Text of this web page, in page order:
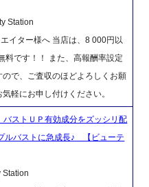
Station
イター様へ 当店は、8 000円以
料です！！ また、高報酬率設定
ので、ご査収のほどよろしくお願
軽にお申し付けください。
ストＵＰ有効成分をズッシリ配
ルバストに急成長♪ 【ビューテ